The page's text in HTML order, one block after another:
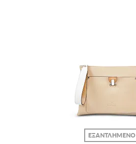
ΕΞΑΝΤΛΗΜΕΝΟ